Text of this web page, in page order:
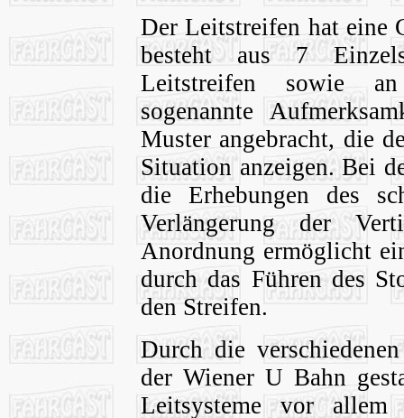
Der Leitstreifen hat eine
besteht aus 7
Leitstreifen sowie
sogenannte
Muster angebracht, die
Situation anzeigen. Bei
die Erhebungen des
Verlängerung der
Anordnung ermöglicht
durch das Führen des
den Streifen.
Durch die
der Wiener U Bahn
Leitsysteme vor allem